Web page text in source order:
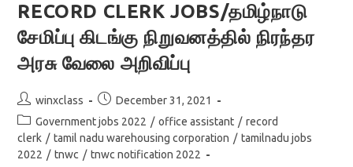
RECORD CLERK JOBS/தமிழ்நாடு
சேமிப்பு கிடங்கு நிறுவனத்தில் நிரந்தர
அரசு வேலை அறிவிப்பு
Post
author:
winxclass
Post
published:
December 31, 2021
Post
category:
Government jobs 2022 / office assistant / record
clerk / tamil nadu warehousing corporation / tamilnadu jobs
2022 / tnwc / tnwc notification 2022